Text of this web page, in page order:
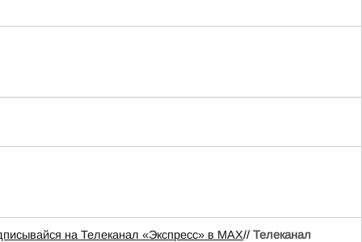
на Телеканал «Экспресс» в MAX// Телеканал